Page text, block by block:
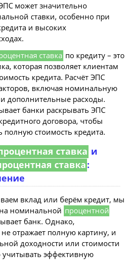
может значительно
ставки, особенно при
и высоких
ставка по кредиту – это
которая позволяет клиентам
кредита. Расчёт ЭПС
включая номинальную
и дополнительные расходы.
банки раскрывать ЭПС
договора, чтобы
полную стоимость кредита.
ставка и
ставка:
вклад или берём кредит, мы
номинальной процентной
банк. Однако,
отражает полную картину, и
доходности или стоимости
эффективную